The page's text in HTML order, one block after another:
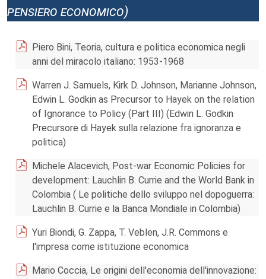
pensiero economico)
Piero Bini, Teoria, cultura e politica economica negli
anni del miracolo italiano: 1953-1968
Warren J. Samuels, Kirk D. Johnson, Marianne Johnson,
Edwin L. Godkin as Precursor to Hayek on the relation
of Ignorance to Policy (Part III) (Edwin L. Godkin
Precursore di Hayek sulla relazione fra ignoranza e
politica)
Michele Alacevich, Post-war Economic Policies for
development: Lauchlin B. Currie and the World Bank in
Colombia ( Le politiche dello sviluppo nel dopoguerra:
Lauchlin B. Currie e la Banca Mondiale in Colombia)
Yuri Biondi, G. Zappa, T. Veblen, J.R. Commons e
l'impresa come istituzione economica
Mario Coccia, Le origini dell'economia dell'innovazione: